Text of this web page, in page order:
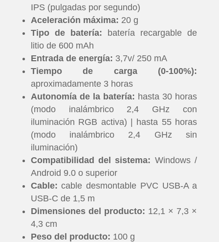
IPS (pulgadas por segundo)
Aceleración máxima: 20 g
Tipo de batería: batería recargable de
litio de 600 mAh
Entrada de energía: 3,7v/ 250 mA
Tiempo de carga (0-100%):
aproximadamente 3 horas
Autonomía de la batería: hasta 30 horas
(modo inalámbrico 2,4 GHz con
iluminación RGB activa) | hasta 55 horas
(modo inalámbrico 2,4 GHz sin
iluminación)
Compatibilidad del sistema: Windows /
Android 9.0 o superior
Cable:cable desmontable PVC USB-A a
USB-C de 1,5 m
Dimensiones del producto: 12,1 × 7,3 ×
4,3 cm
Peso del producto: 100 g